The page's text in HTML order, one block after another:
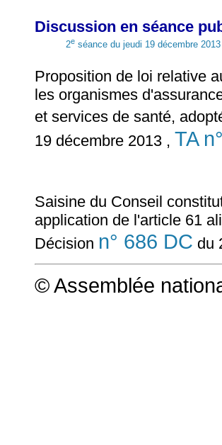
Discussion en séance
2e séance du jeudi 19 décembre 2013
Proposition de loi relative
les organismes
et services de santé,
19 décembre 2013 , TA
Saisine du Conseil
application de l'article 61
Décision n° 686 DC du
© Assemblée